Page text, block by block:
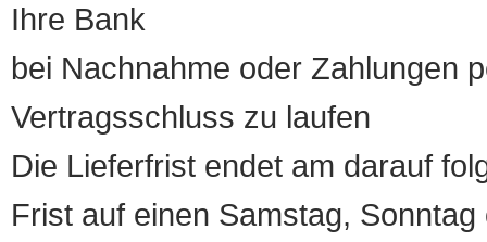
Ihre Bank
bei Nachnahme oder Zahlungen
Vertragsschluss zu laufen
Die Lieferfrist endet am darauf
Frist auf einen Samstag,